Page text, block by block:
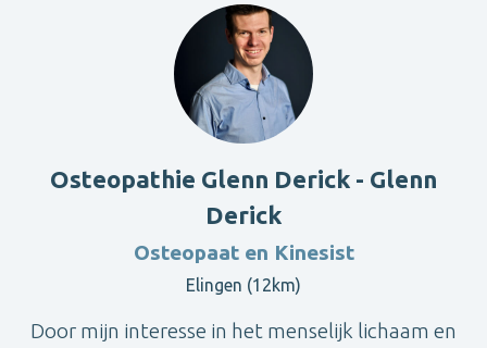
Osteopathie Glenn Derick - Glenn
Derick
Osteopaat en Kinesist
Elingen (12km)
Door mijn interesse in het menselijk lichaam en